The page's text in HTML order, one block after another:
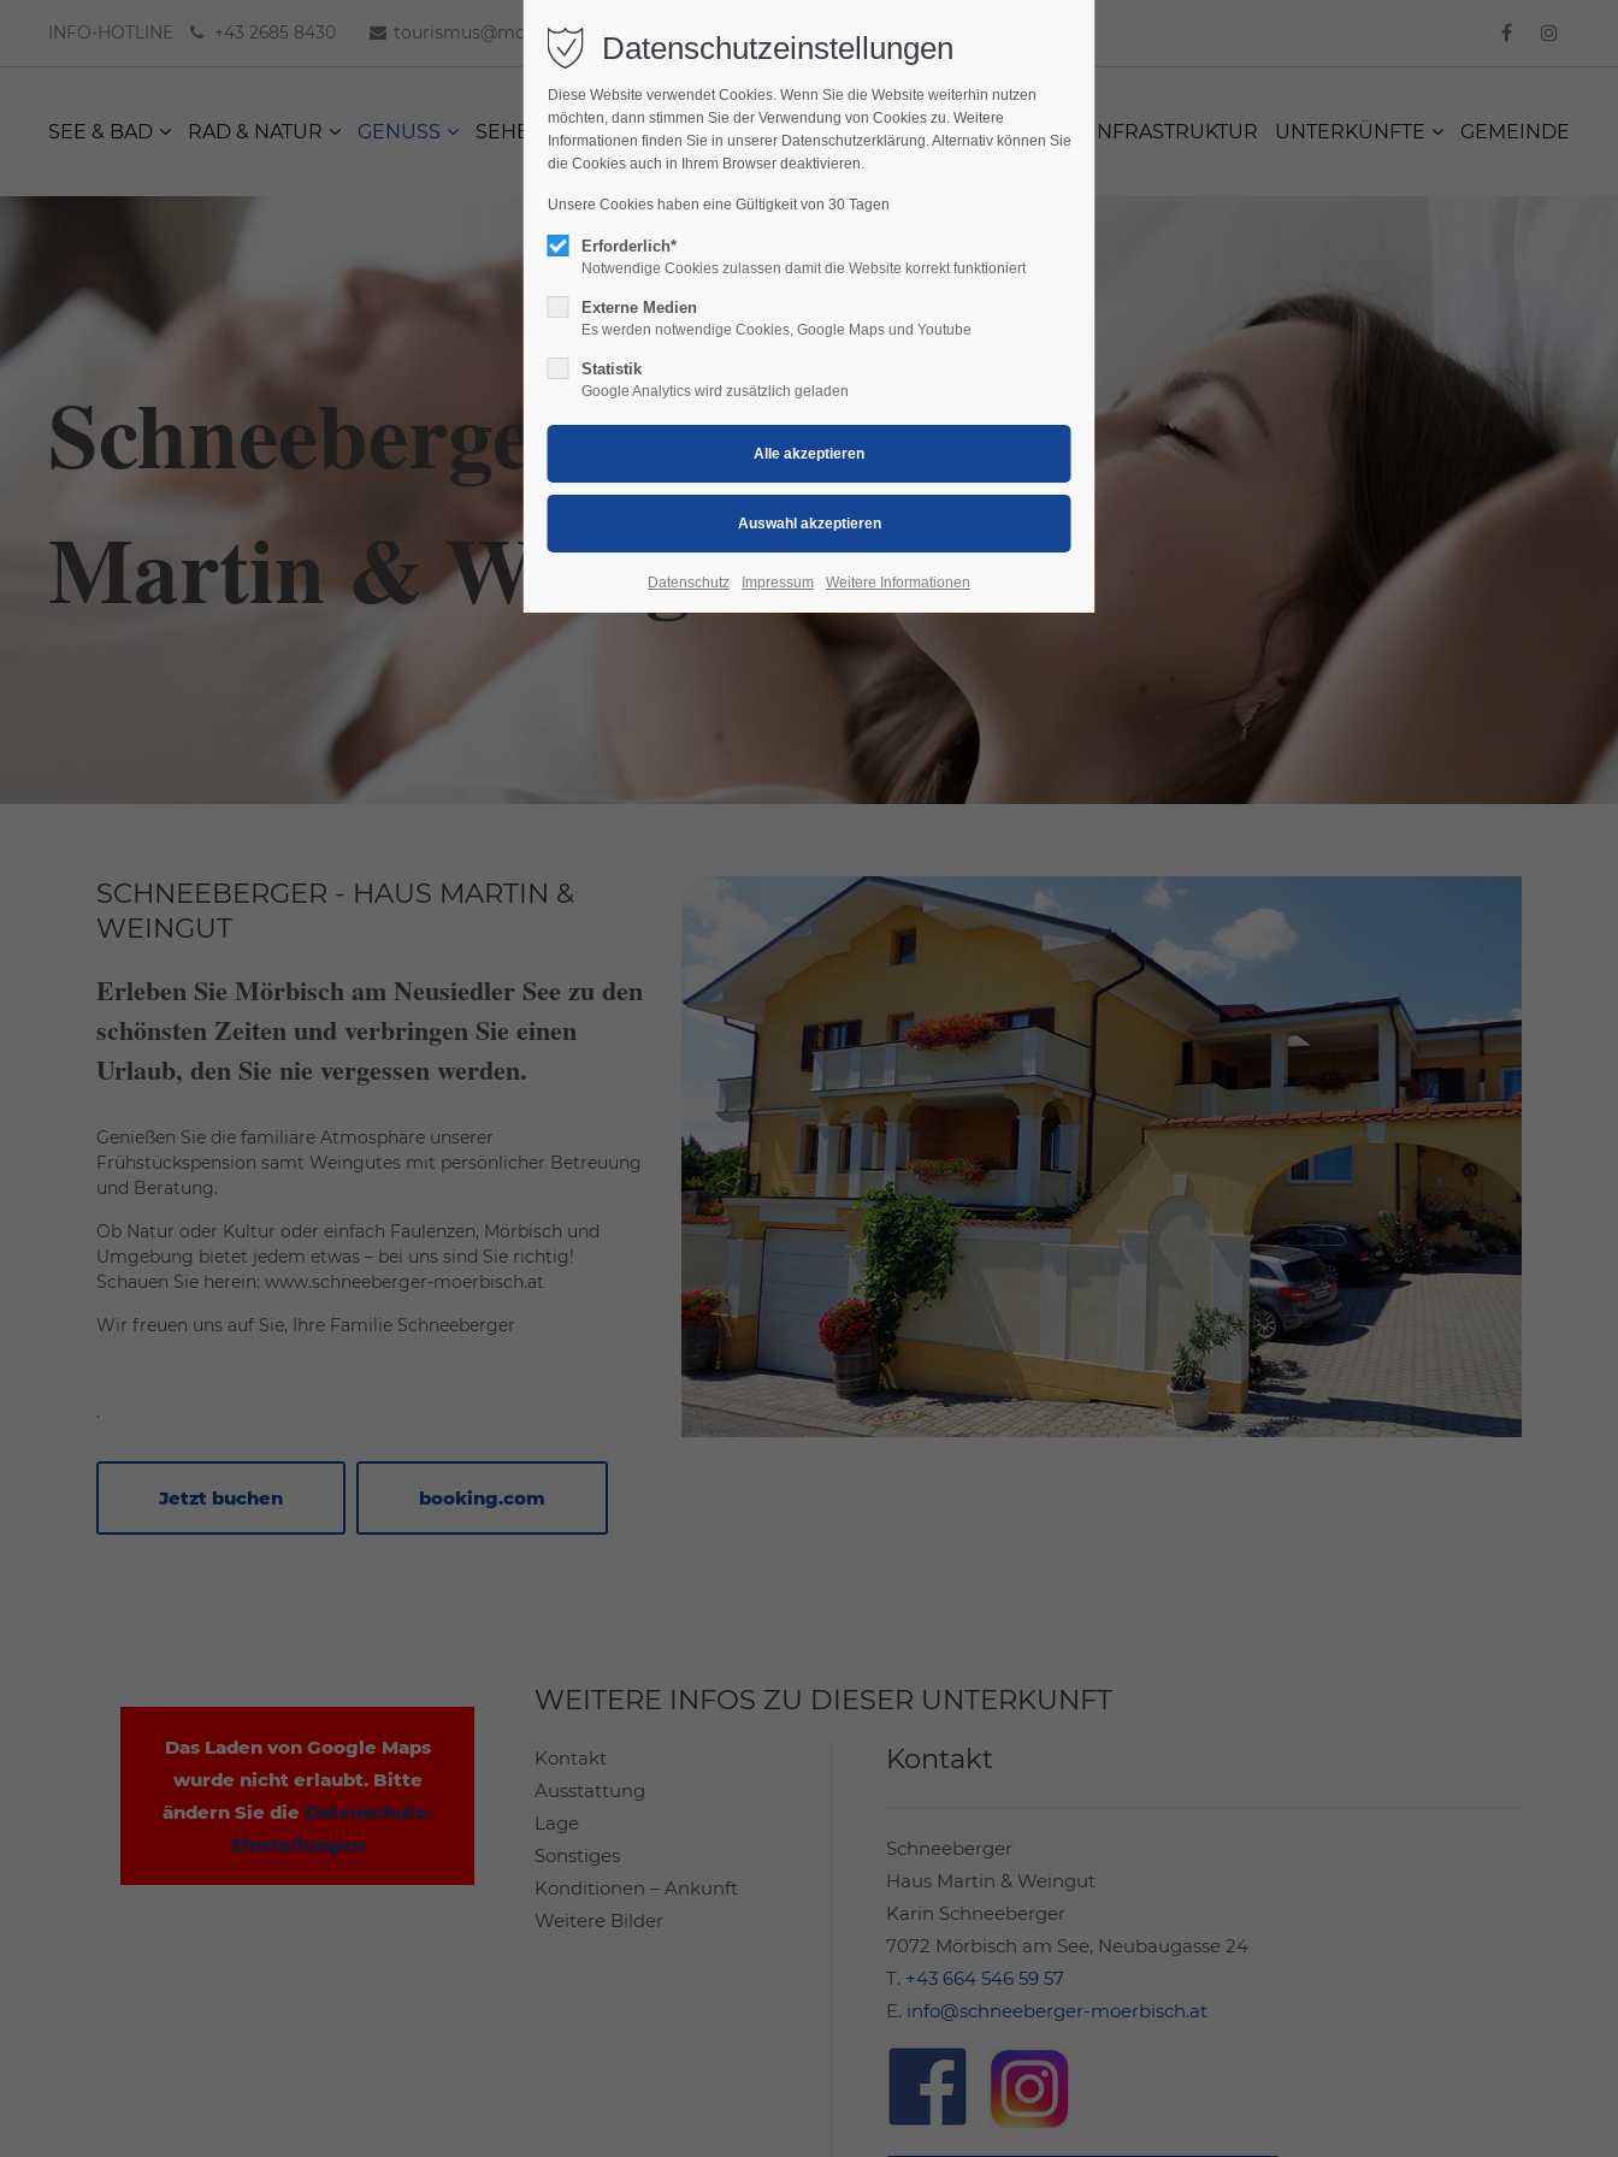
INFO-HOTLINE +43 2685 8430 tourismus@moerbisch.com
SEE & BAD RAD & NATUR GENUSS SEHENSWERT KIDS INFRASTRUKTUR UNTERKÜNFTE GEMEINDE
Schneeberger - Haus
Martin & Weingut
SCHNEEBERGER - HAUS MARTIN &
WEINGUT
Erleben Sie Mörbisch am Neusiedler See zu den
schönsten Zeiten und verbringen Sie einen
Urlaub, den Sie nie vergessen werden.
Genießen Sie die familiäre Atmosphäre unserer
Frühstückspension samt Weingutes mit persönlicher Betreuung
und Beratung.
Ob Natur oder Kultur oder einfach Faulenzen, Mörbisch und
Umgebung bietet jedem etwas – bei uns sind Sie richtig!
Schauen Sie herein: www.schneeberger-moerbisch.at
Wir freuen uns auf Sie, Ihre Familie Schneeberger
.
Jetzt buchen booking.com
Das Laden von Google Maps
wurde nicht erlaubt. Bitte
ändern Sie die Datenschutz-
Einstellungen
WEITERE INFOS ZU DIESER UNTERKUNFT
Kontakt
Ausstattung
Lage
Sonstiges
Konditionen – Ankunft
Weitere Bilder
Kontakt
Schneeberger
Haus Martin & Weingut
Karin Schneeberger
7072 Mörbisch am See, Neubaugasse 24
T. +43 664 546 59 57
E. info@schneeberger-moerbisch.at
Datenschutzeinstellungen
Diese Website verwendet Cookies. Wenn Sie die Website weiterhin nutzen
möchten, dann stimmen Sie der Verwendung von Cookies zu. Weitere
Informationen finden Sie in unserer Datenschutzerklärung. Alternativ können Sie
die Cookies auch in Ihrem Browser deaktivieren.
Unsere Cookies haben eine Gültigkeit von 30 Tagen
Erforderlich*
Notwendige Cookies zulassen damit die Website korrekt funktioniert
Externe Medien
Es werden notwendige Cookies, Google Maps und Youtube
Statistik
Google Analytics wird zusätzlich geladen
Datenschutz Impressum Weitere Informationen